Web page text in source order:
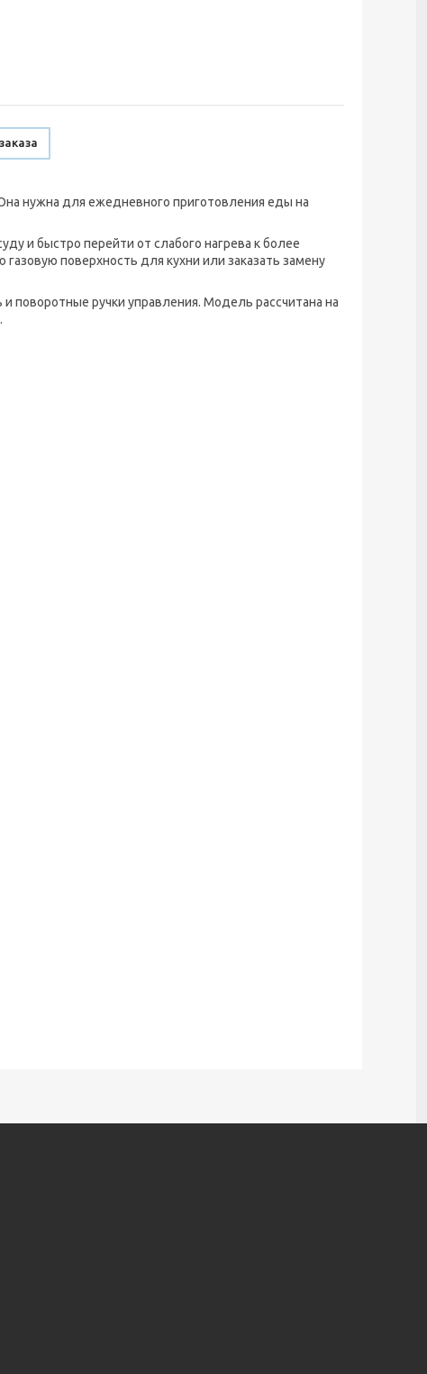
нужна для ежедневного приготовления еды на
и быстро перейти от слабого нагрева к более
поверхность для кухни или заказать замену
поворотные ручки управления. Модель рассчитана на